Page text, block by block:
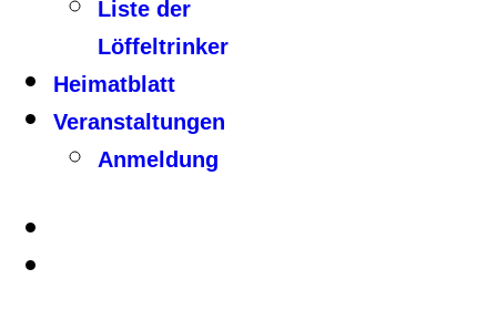
Liste der
Löffeltrinker
Heimatblatt
Veranstaltungen
Anmeldung